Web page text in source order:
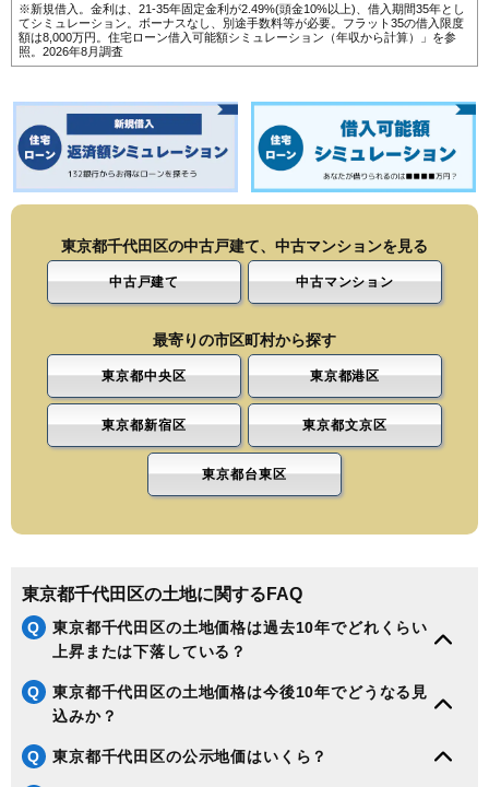
※新規借入。金利は、21-35年固定金利が2.49%(頭金10%以上)、借入期間35年とし
てシミュレーション。ボーナスなし、別途手数料等が必要。フラット35の借入限度
額は8,000万円。 住宅ローン借入可能額シミュレーション（年収から計算）
」を参
照。2026年8月調査
東京都千代田区の中古戸建て、中古マンションを見る
中古戸建て 中古マンション
最寄りの市区町村から探す
東京都中央区 東京都港区
東京都新宿区 東京都文京区
東京都台東区
東京都千代田区の土地に関するFAQ
Q
東京都千代田区の土地価格は過去10年でどれくらい
上昇または下落している？
Q
東京都千代田区の土地価格は今後10年でどうなる見
込みか？
Q 東京都千代田区の公示地価はいくら？